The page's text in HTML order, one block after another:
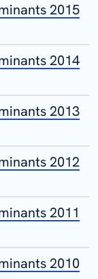
2015
2014
2013
2012
2011
2010